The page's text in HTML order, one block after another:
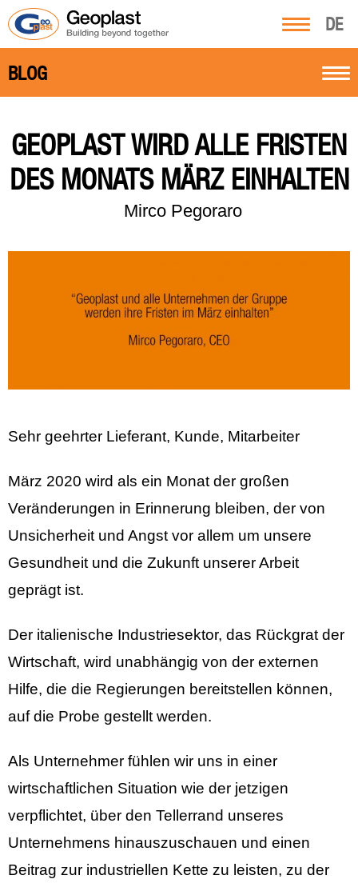
DE
BLOG
GEOPLAST WIRD ALLE FRISTEN
DES MONATS MÄRZ EINHALTEN
Mirco Pegoraro
Sehr geehrter Lieferant, Kunde, Mitarbeiter
März 2020 wird als ein Monat der großen
Veränderungen in Erinnerung bleiben, der von
Unsicherheit und Angst vor allem um unsere
Gesundheit und die Zukunft unserer Arbeit
geprägt ist.
Der italienische Industriesektor, das Rückgrat der
Wirtschaft, wird unabhängig von der externen
Hilfe, die die Regierungen bereitstellen können,
auf die Probe gestellt werden.
Als Unternehmer fühlen wir uns in einer
wirtschaftlichen Situation wie der jetzigen
verpflichtet, über den Tellerrand unseres
Unternehmens hinauszuschauen und einen
Beitrag zur industriellen Kette zu leisten, zu der